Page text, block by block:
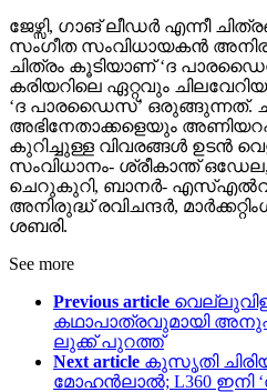
ജേഴ്സി, ഗാങ് ലീഡർ എന്നീ
സംഗീത സംവിധായകൻ
ചിത്രം കൂടിയാണ് ‘ദ
കരിയറിലെ ഏറ്റവും
‘ദ പാരഡൈസ്’ ഒരുങ്ങുന്നത്.
അഭിനേതാക്കളെയും
കുറിച്ചുള്ള വിവരങ്ങൾ ഉടൻ
സംവിധാനം- ശ്രീകാന്ത്
ചെറുകുറി, ബാനർ- എസ്എൽവി
അനിരുദ്ധ് രവിചന്ദർ,
ശബരി.
See more
Previous article
കഥാപാത്രവുമായി അനുഷ്ക
ലുക്ക് പുറത്ത്
Next article കുസൃതി
മോഹൻലാൽ; L360 ഇനി